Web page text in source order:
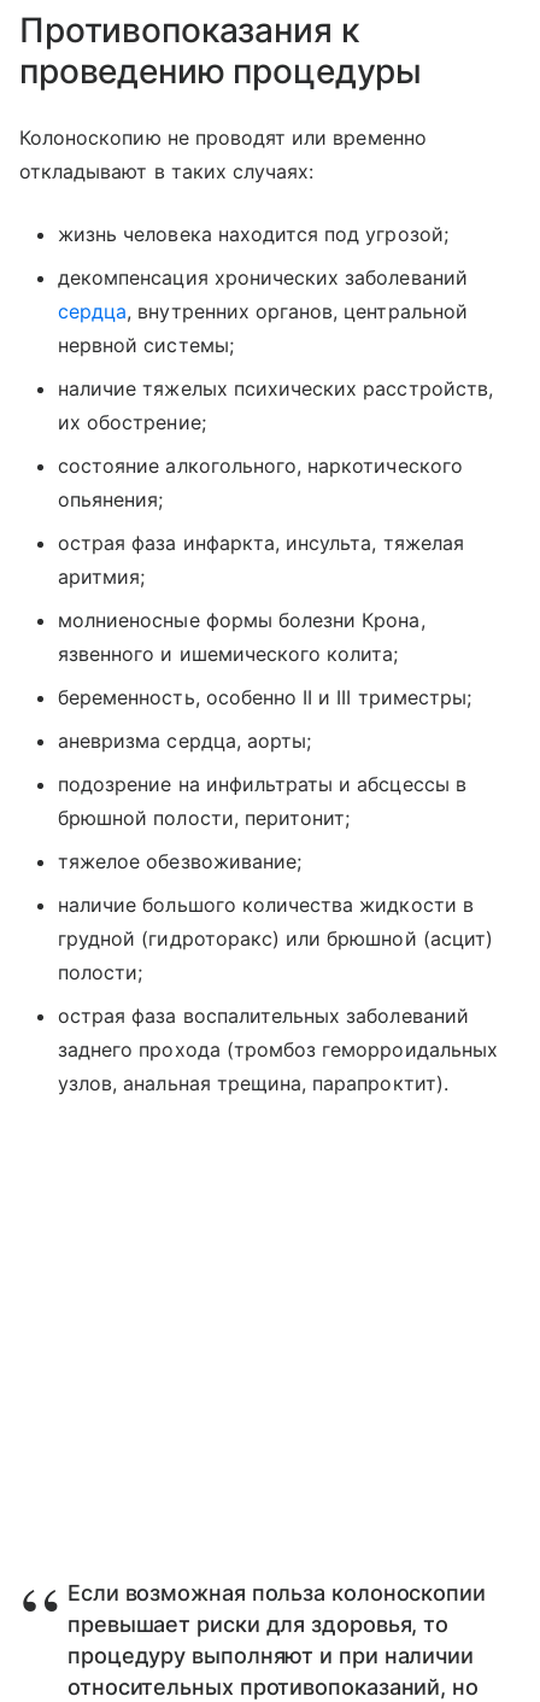
Противопоказания к
проведению процедуры
Колоноскопию не проводят или временно
откладывают в таких случаях:
жизнь человека находится под угрозой;
декомпенсация хронических заболеваний
сердца, внутренних органов, центральной
нервной системы;
наличие тяжелых психических расстройств,
их обострение;
состояние алкогольного, наркотического
опьянения;
острая фаза инфаркта, инсульта, тяжелая
аритмия;
молниеносные формы болезни Крона,
язвенного и ишемического колита;
беременность, особенно II и III триместры;
аневризма сердца, аорты;
подозрение на инфильтраты и абсцессы в
брюшной полости, перитонит;
тяжелое обезвоживание;
наличие большого количества жидкости в
грудной (гидроторакс) или брюшной (асцит)
полости;
острая фаза воспалительных заболеваний
заднего прохода (тромбоз геморроидальных
узлов, анальная трещина, парапроктит).
Если возможная польза колоноскопии
превышает риски для здоровья, то
процедуру выполняют и при наличии
относительных противопоказаний, но